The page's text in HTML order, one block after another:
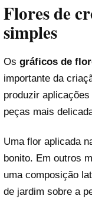
Flores de
simples
Os gráficos de
importante da
produzir
peças mais
Uma flor aplicada
bonito. Em outros
uma composição
de jardim sobre a